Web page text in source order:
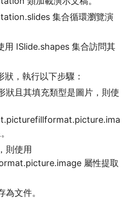
集合循環瀏覽演
用 ISlide.shapes 集合訪問其
，執行以下步驟：
狀且其填充類型是圖片，則使
則使用
屬性提取
為文件。